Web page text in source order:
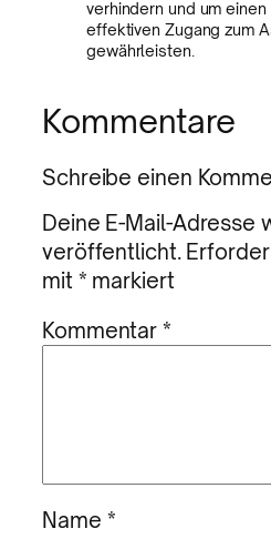
verhindern und um
effektiven Zugang zum
gewährleisten.
Kommentare
Schreibe einen
Deine E-Mail-Adresse
veröffentlicht.
mit * markiert
Kommentar*
Name *